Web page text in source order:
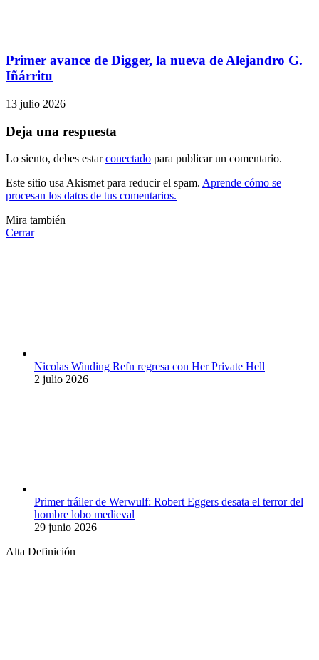
Primer avance de Digger, la nueva de Alejandro G.
Iñárritu
13 julio 2026
Deja una respuesta
Lo siento, debes estarconectado para publicar un comentario.
Este sitio usa Akismet para reducir el spam. Aprende cómo se
procesan los datos de tus comentarios.
Mira también
Cerrar
Nicolas Winding Refn regresa con Her Private Hell
2 julio 2026
Primer tráiler de Werwulf: Robert Eggers desata el terror del
hombre lobo medieval
29 junio 2026
Alta Definición